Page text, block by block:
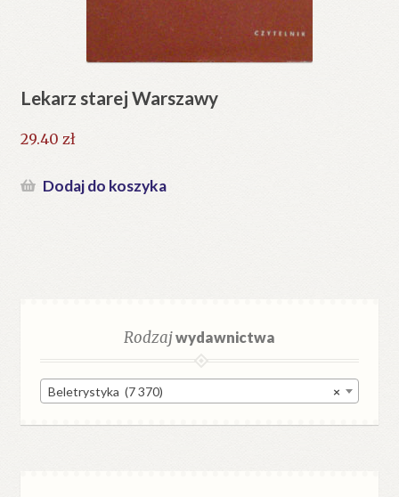
Lekarz starej Warszawy
29.40 zł
Dodaj do koszyka
Rodzajwydawnictwa
×
Beletrystyka (7 370)